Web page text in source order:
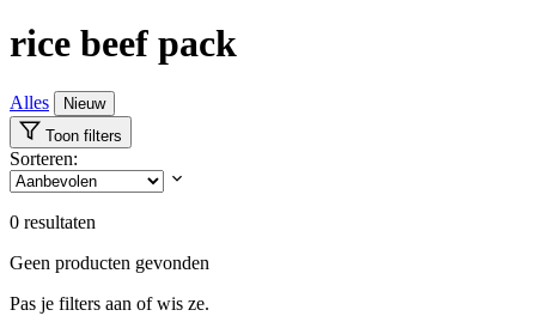
rice beef pack
Alles
Nieuw
Toon filters
Sorteren:
0 resultaten
Geen producten gevonden
Pas je filters aan of wis ze.